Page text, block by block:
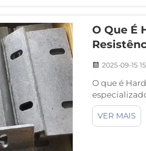
O Que É
2025-09-15
O que é
superfícies
VER MAIS